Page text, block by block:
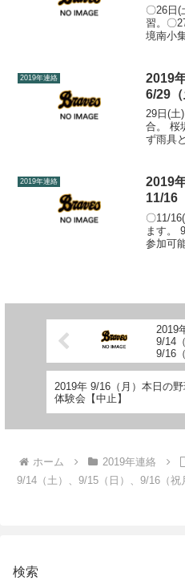
〇26日(
習。〇
境南小
んと西
2019年連絡
2019
6/29（
29日(土
合。 桜
ず雨具
せてく
フォー
西部リ
2019年連絡
2019
11/16
〇11/
ます。
参加可
11/17(
生以下
2019
9/14
9/16
2019年 9/16（月）本日の
体験会【中止】
ホーム 2019年連絡
9/14（土）、9/15（日）、9/16（祝
検索